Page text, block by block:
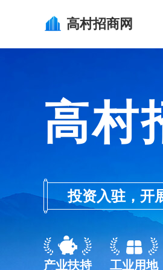
高村招商网
高村
投资入驻，开
产业扶持 工业用地